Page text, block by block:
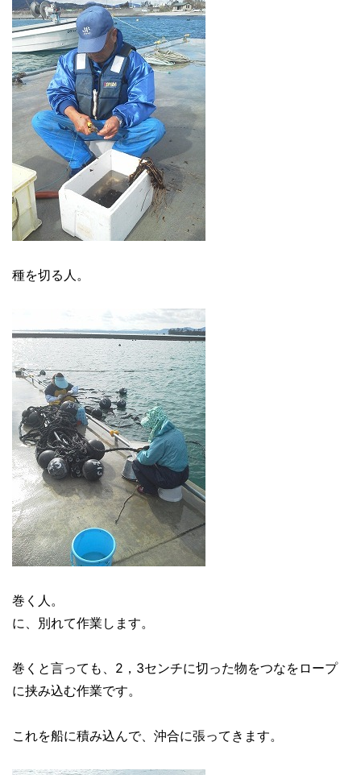
種を切る人。
巻く人。
に、別れて作業します。
巻くと言っても、2，3センチに切った物をつなをロープ
に挟み込む作業です。
これを船に積み込んで、沖合に張ってきます。